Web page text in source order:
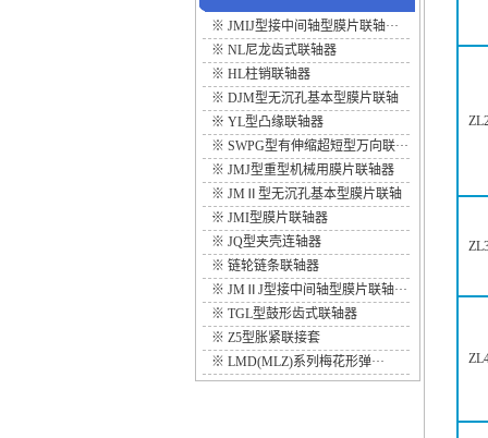
※ JMIJ型接中间轴型膜片联轴···
※ NL尼龙齿式联轴器
※ HL柱销联轴器
※ DJM型无沉孔基本型膜片联轴
···
※ YL型凸缘联轴器
※ SWPG型有伸缩超短型万向联···
※ JMJ型重型机械用膜片联轴器
※ JMⅡ型无沉孔基本型膜片联轴
···
※ JMI型膜片联轴器
※ JQ型夹壳连轴器
※ 链轮链条联轴器
※ JMⅡJ型接中间轴型膜片联轴···
※ TGL型鼓形齿式联轴器
※ Z5型胀紧联接套
※ LMD(MLZ)系列梅花形弹···